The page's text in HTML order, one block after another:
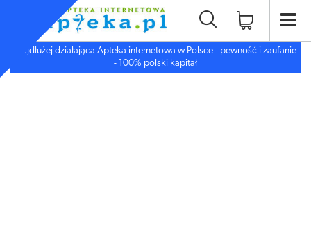
Najdłużej działająca Apteka internetowa w Polsce - pewność i zaufanie
- 100% polski kapitał